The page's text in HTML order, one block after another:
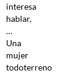
interesa
hablar,
…
Una
mujer
todoterreno